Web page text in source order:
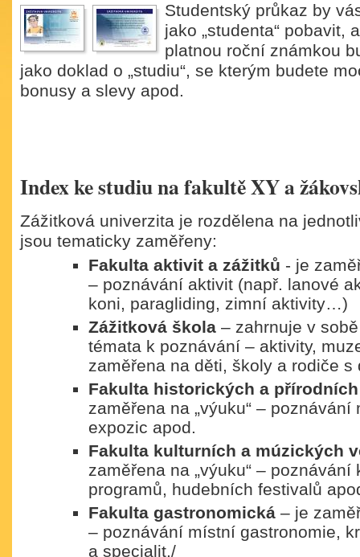
Studentský průkaz by
jako „studenta“ pobavit,
platnou roční známkou
jako doklad o „studiu“, se kterým budete
bonusy a slevy apod.
Index ke studiu na fakultě XY a
Zážitková univerzita je rozdělena na
jsou tematicky zaměřeny:
Fakulta aktivit a zážitků - je
– poznávání aktivit (např. lanové
koni, paragliding, zimní aktivity…)
Zážitková škola – zahrnuje v
témata k poznávání – aktivity,
zaměřena na děti, školy a rodiče s
Fakulta historických a
zaměřena na „výuku“ –
expozic apod.
Fakulta kulturních a múzických
zaměřena na „výuku“ –
programů, hudebních festivalů
Fakulta gastronomická – je
– poznávání místní gastronomie,
a specialit./